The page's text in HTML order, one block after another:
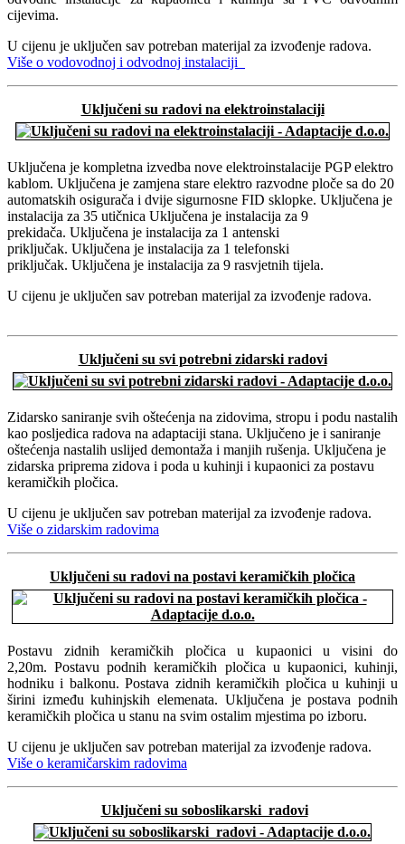
cijevima.
U cijenu je uključen sav potreban materijal za izvođenje radova.
Više o vodovodnoj i odvodnoj instalaciji
Uključeni su radovi na elektroinstalaciji
Uključena je kompletna izvedba nove elektroinstalacije PGP elektro
kablom. Uključena je zamjena stare elektro razvodne ploče sa do 20
automatskih osigurača i dvije sigurnosne FID sklopke. Uključena je
instalacija za 35 utičnica Uključena je instalacija za 9
prekidača. Uključena je instalacija za 1 antenski
priključak. Uključena je instalacija za 1 telefonski
priključak. Uključena je instalacija za 9 rasvjetnih tijela.
U cijenu je uključen sav potreban materijal za izvođenje radova.
Uključeni su svi potrebni zidarski radovi
Zidarsko saniranje svih oštećenja na zidovima, stropu i podu nastalih
kao posljedica radova na adaptaciji stana. Uključeno je i saniranje
oštećenja nastalih uslijed demontaža i manjih rušenja. Uključena je
zidarska priprema zidova i poda u kuhinji i kupaonici za postavu
keramičkih pločica.
U cijenu je uključen sav potreban materijal za izvođenje radova.
Više o zidarskim radovima
Uključeni su radovi na postavi keramičkih pločica
Postavu zidnih keramičkih pločica u kupaonici u visini do
2,20m. Postavu podnih keramičkih pločica u kupaonici, kuhinji,
hodniku i balkonu. Postava zidnih keramičkih pločica u kuhinji u
širini između kuhinjskih elemenata. Uključena je postava podnih
keramičkih pločica u stanu na svim ostalim mjestima po izboru.
U cijenu je uključen sav potreban materijal za izvođenje radova.
Više o keramičarskim radovima
Uključeni su soboslikarski radovi